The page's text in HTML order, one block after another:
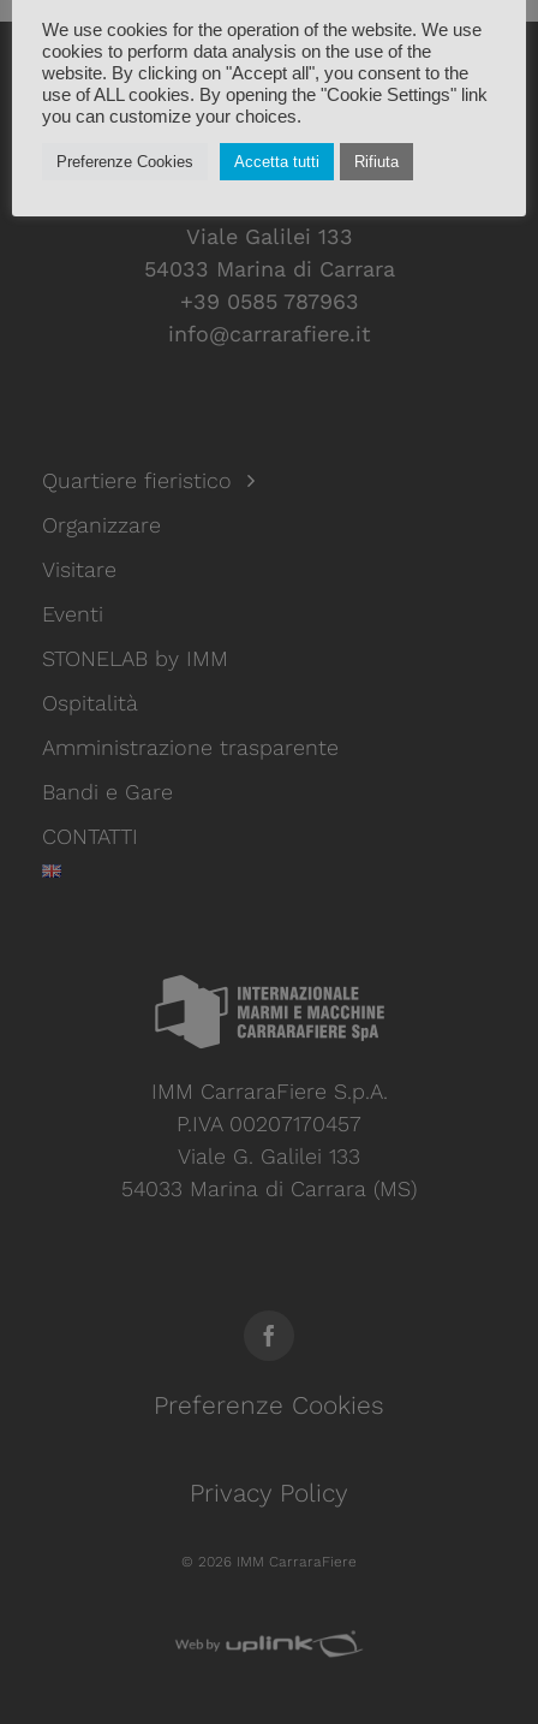
Viale Galilei 133
54033 Marina di Carrara
+39 0585 787963
info@carrarafiere.it
Quartiere fieristico
Organizzare
Visitare
Eventi
STONELAB by IMM
Ospitalità
Amministrazione trasparente
Bandi e Gare
CONTATTI
IMM CarraraFiere S.p.A.
P.IVA 00207170457
Viale G. Galilei 133
54033 Marina di Carrara (MS)
Preferenze Cookies
Privacy Policy
© 2026 IMM CarraraFiere
We use cookies for the operation of the website. We use
cookies to perform data analysis on the use of the
website. By clicking on "Accept all", you consent to the
use of ALL cookies. By opening the "Cookie Settings" link
you can customize your choices.
Preferenze Cookies Accetta tutti Rifiuta